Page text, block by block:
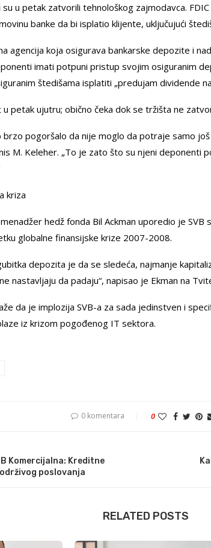
u petak zatvorili tehnološkog zajmodavca.
banke da bi isplatio klijente, uključujući
agencija koja osigurava bankarske depozite i
imati potpuni pristup svojim osiguranim
štedišama isplatiti „predujam dividende
petak ujutru; obično čeka dok se tržišta ne
brzo pogoršalo da nije moglo da potraje samo
M. Keleher. „To je zato što su njeni deponenti
kriza
hedž fonda Bil Ackman uporedio je
globalne finansijske krize 2007-2008.
depozita je da se sledeća, najmanje
nastavljaju da padaju“, napisao je Ekman na
da je implozija SVB-a za sada jedinstven i
iz krizom pogođenog IT sektora.
0 komentara 0
Komercijalna: Kreditne
poslovanja
RELATED POSTS